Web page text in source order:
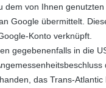
dem von Ihnen
Google übermittelt.
Konto verknüpft.
gegebenenfalls in die
das Trans-Atlantic